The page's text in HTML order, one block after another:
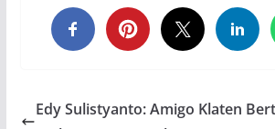
Edy Sulistyanto: Amigo Klaten